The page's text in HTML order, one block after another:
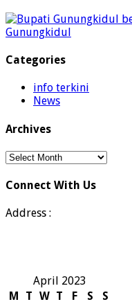
Categories
info terkini
News
Archives
Archives
Connect With Us
Address :
April 2023
M
T W T F S
S